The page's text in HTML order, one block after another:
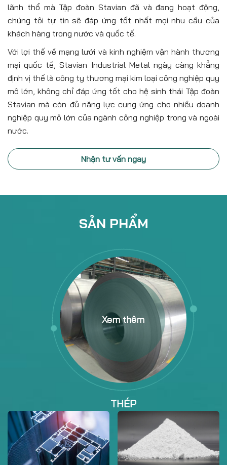
lãnh thổ mà Tập đoàn Stavian đã và đang hoạt động,
chúng tôi tự tin sẽ đáp ứng tốt nhất mọi nhu cầu của
khách hàng trong nước và quốc tế.
Với lợi thế về mạng lưới và kinh nghiệm vận hành thương
mại quốc tế, Stavian Industrial Metal ngày càng khẳng
định vị thế là công ty thương mại kim loại công nghiệp quy
mô lớn, không chỉ đáp ứng tốt cho hệ sinh thái Tập đoàn
Stavian mà còn đủ năng lực cung ứng cho nhiều doanh
nghiệp quy mô lớn của ngành công nghiệp trong và ngoài
nước.
Nhận tư vấn ngay
SẢN PHẨM
Xem thêm
THÉP